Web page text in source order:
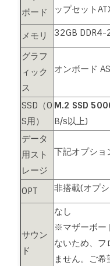
ボード
ップセット
メモリ
32GB DDR4-
グラフ
ィック
ス
オンボード
SSD（O
S用）
M.2 SSD
B/s以上)
データ
用スト
レージ
下記オプショ
OPT 非搭載(オプ
サウン
ド
なし
※マザーボー
ないため、フ
ません。ご